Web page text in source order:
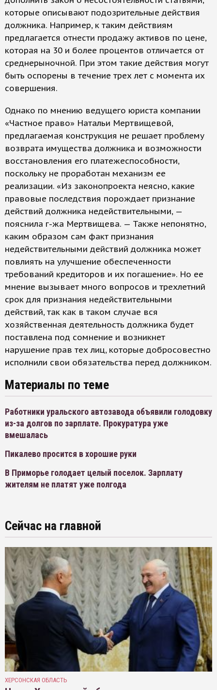
которые описывают подозрительные действия
должника. Например, к таким действиям
предлагается отнести продажу активов по цене,
которая на 30 и более процентов отличается от
среднерыночной. При этом такие действия могут
быть оспорены в течение трех лет с момента их
совершения.
Однако по мнению ведущего юриста компании
«Частное право» Натальи Мертвищевой,
предлагаемая конструкция не решает проблему
возврата имущества должника и возможности
восстановления его платежеспособности,
поскольку не проработан механизм ее
реализации. «Из законопроекта неясно, какие
правовые последствия порождает признание
действий должника недействительными, —
пояснила г-жа Мертвищева. — Также непонятно,
каким образом сам факт признания
недействительными действий должника может
повлиять на улучшение обеспеченности
требований кредиторов и их погашение». Но ее
мнение вызывает много вопросов и трехлетний
срок для признания недействительными
действий, так как в таком случае вся
хозяйственная деятельность должника будет
поставлена под сомнение и возникнет
нарушение прав тех лиц, которые добросовестно
исполнили свои обязательства перед должником.
Материалы по теме
Работники уральского автозавода объявили голодовку
из-за долгов по зарплате. Прокуратура уже
вмешалась
Пикалево просится в хорошие руки
В Приморье голодает целый поселок. Зарплату
жителям не платят уже полгода
Сейчас на главной
ХЕРСОНСКАЯ ОБЛАСТЬ